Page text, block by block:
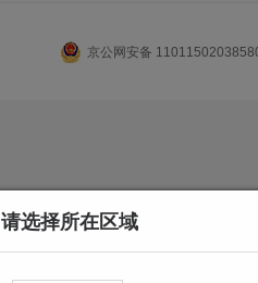
京公网安备
请选择所在区域